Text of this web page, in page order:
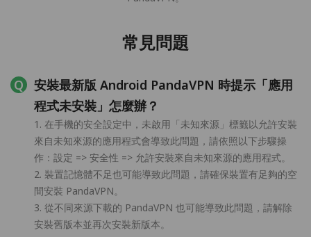
常見問題
安裝最新版 Android PandaVPN 時提示「應用
程式未安裝」怎麼辦？
1. 在手機的安全設定中，未啟用「未知來源」標籤以允許安裝
來自未知來源的應用程式會導致此問題，請依照以下步驟操
作：設定 => 安全性 => 允許安裝來自未知來源的應用程式。
2. 裝置記憶體不足也可能導致此問題，請確保裝置有足夠的空
間安裝 PandaVPN。
3. 從不同來源下載的 PandaVPN 也可能導致此問題，請解除
安裝舊版本並再次安裝新版本。